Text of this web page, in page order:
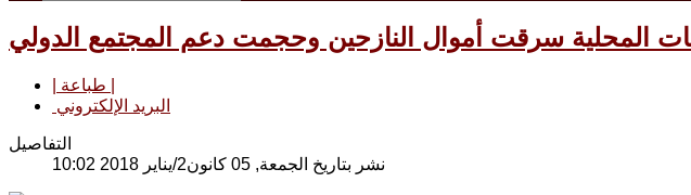
المحلية سرقت أموال النازحين وحجمت دعم المجتمع الدولي
البريد الإلكتروني
التفاصيل
نشر بتاريخ الجمعة, 05 كانون2/يناير 2018 10:02